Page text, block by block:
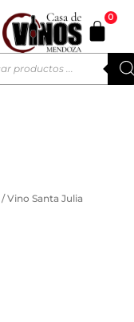
0
/ Vino Santa Julia